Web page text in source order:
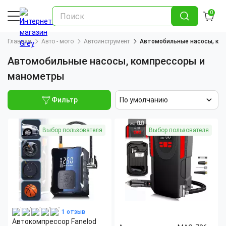
0
Главная Авто - мото Автоинструмент Автомобильные насосы,
Автомобильные насосы, компрессоры и
манометры
Фильтр По умолчанию
Выбор пользователя
1 отзыв
Автокомпрессор Fanelod
Выбор пользователя